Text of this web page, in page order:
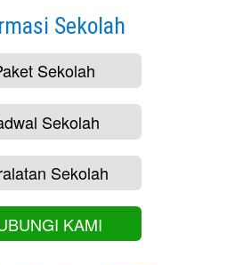
Sekolah
Sekolah
Sekolah
Sekolah
KAMI